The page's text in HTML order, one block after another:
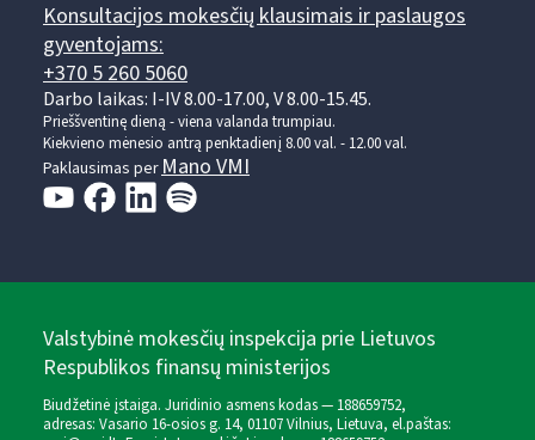
Konsultacijos mokesčių klausimais ir paslaugos
gyventojams:
+370 5 260 5060
Darbo laikas: I-IV 8.00-17.00, V 8.00-15.45.
Prieššventinę dieną - viena valanda trumpiau.
Kiekvieno mėnesio antrą penktadienį 8.00 val. - 12.00 val.
Paklausimas perMano VMI
Valstybinė mokesčių inspekcija prie Lietuvos
Respublikos finansų ministerijos
Biudžetinė įstaiga. Juridinio asmens kodas — 188659752,
adresas: Vasario 16-osios g. 14, 01107 Vilnius, Lietuva, el.paštas: